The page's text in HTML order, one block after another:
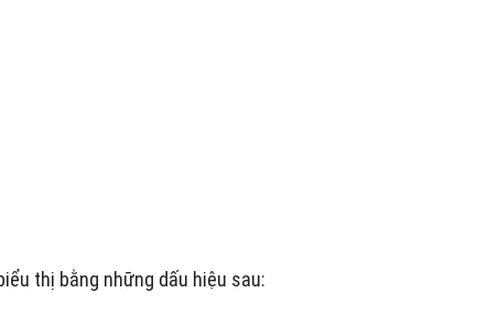
thị bằng những dấu hiệu sau: